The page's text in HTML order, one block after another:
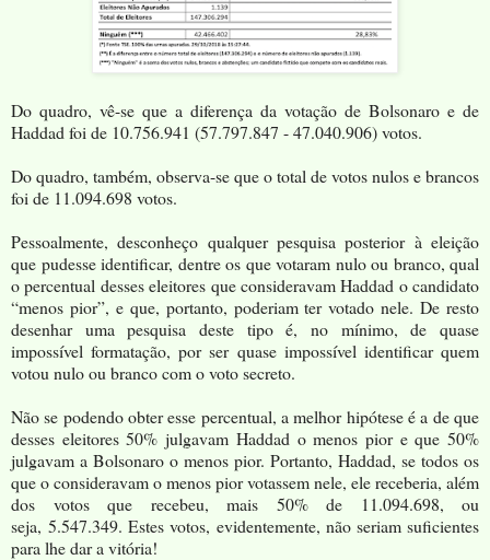
Do quadro, vê-se que a diferença da votação de Bolsonaro e de
Haddad foi de 10.756.941 (57.797.847 - 47.040.906) votos.
Do quadro, também, observa-se que o total de votos nulos e brancos
foi de 11.094.698 votos.
Pessoalmente, desconheço qualquer pesquisa posterior à eleição
que pudesse identificar, dentre os que votaram nulo ou branco, qual
o percentual desses eleitores que consideravam Haddad o candidato
“menos pior”, e que, portanto, poderiam ter votado nele. De resto
desenhar uma pesquisa deste tipo é, no mínimo, de quase
impossível formatação, por ser quase impossível identificar quem
votou nulo ou branco com o voto secreto.
Não se podendo obter esse percentual, a melhor hipótese é a de que
desses eleitores 50% julgavam Haddad o menos pior e que 50%
julgavam a Bolsonaro o menos pior. Portanto, Haddad, se todos os
que o consideravam o menos pior votassem nele, ele receberia, além
dos votos que recebeu, mais 50% de 11.094.698, ou
seja,5.547.349. Estes votos, evidentemente, não seriam suficientes
para lhe dar a vitória!